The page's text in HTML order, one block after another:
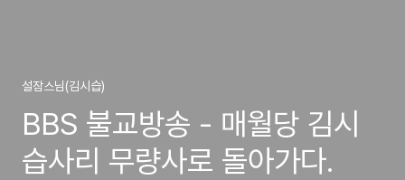
설잠스님(김시습)
BBS 불교방송 - 매월당 김시
습사리 무량사로 돌아가다.